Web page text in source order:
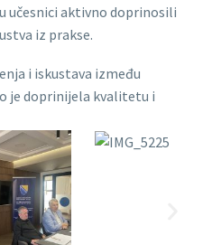
učesnici aktivno doprinosili
iz prakse.
i iskustava između
je doprinijela kvalitetu i